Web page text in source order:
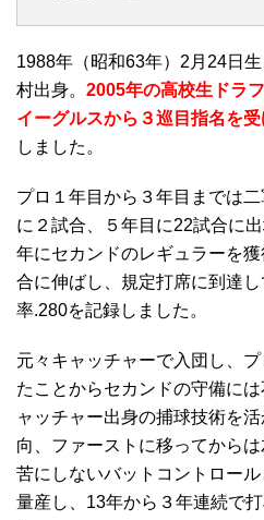
1988年（昭和63年）2月24日
村出身。 2005年の高校生ドラ
イーグルスから３巡目指名を
しました。
プロ１年目から３年目までは
に２試合、５年目に22試合に
年にセカンドのレギュラーを
合に伸ばし、規定打席に到達
率.280を記録しました。
元々キャッチャーで入団し、
たことからセカンドの守備に
ャッチャー出身の捕球技術を
向、ファーストに移ってから
苦にしないバットコントロー
量産し、13年から３年連続で